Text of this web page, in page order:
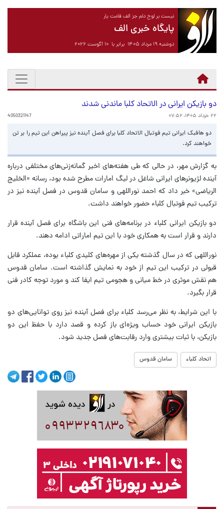
نیست بر لوح دلم جز الف قامت یار
پایگاه خبری الف
دوشنبه ۱۹ مرداد ۱۴۰۵ برابر با ۱۰ آگوست ۲۰۲۶
دو بازیکن ایرانی در الاتحاد کلبا ماندنی شدند
۲۲ خرداد ۱۴۰۵، ۰۷:۵۲ 4050321147
دو هافبک ایرانی تیم فوتبال الاتحاد کلبا برای فصل آینده نیز پیراهن این تیم را بر تن
خواهند کرد.
به گزارش مهر، در حالی که طی هفته‌های اخیر گمانه‌زنی‌های مختلفی درباره
آینده لژیونرهای ایرانی شاغل در لیگ امارات مطرح شده بود، رسانه «الخلیج
الریاضی» خبر داد که احمد نوراللهی و سامان قدوس در فصل آینده نیز در
ترکیب تیم فوتبال کلباء حضور خواهند داشت.
دو بازیکن ایرانی کلباء در برنامه‌های فنی این باشگاه برای فصل آینده قرار
دارند و قرار است به همکاری خود با این تیم اماراتی ادامه دهند.
نوراللهی که در سال‌ گذشته یکی از مهره‌های کلیدی کلباء بوده، عملکرد قابل
قبولی در ترکیب این تیم از خود به نمایش گذاشته است. سامان قدوس
هم نقش موثری در خط میانی و هجومی تیم ایفا کند و مورد توجه کادر فنی
قرار بگیرد.
با این شرایط، به نظر می‌رسد کلباء برای فصل آینده نیز روی توانایی‌های دو
بازیکن ایرانی خود حساب ویژه‌ای باز کرده و قصد دارد با حفظ این دو
بازیکن، با ثبات بیشتری وارد رقابت‌های فصل جدید شود.
اتحاد کلباء سامان قدوس